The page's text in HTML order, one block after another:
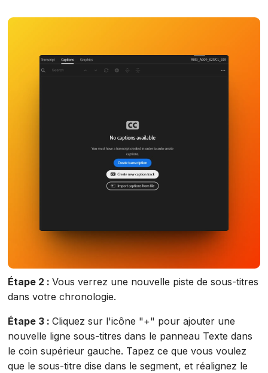
Étape 2 :Vous verrez une nouvelle piste de sous-titres
dans votre chronologie.
Étape 3 :Cliquez sur l'icône "+" pour ajouter une
nouvelle ligne sous-titres dans le panneau Texte dans
le coin supérieur gauche. Tapez ce que vous voulez
que le sous-titre dise dans le segment, et réalignez le